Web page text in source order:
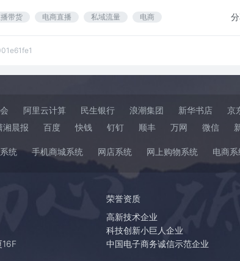
带货 电商直播 私域流量 电商
阿里云计算 民生银行 浪潮集团 新华书店 京
湘晨报 百度 快钱 钉钉 顺丰 万网 微信
统 手机商城系统 网店系统 网上购物系统 电商系
16F
荣誉资质
高新技术企业
科技创新小巨人企业
中国电子商务诚信示范企业